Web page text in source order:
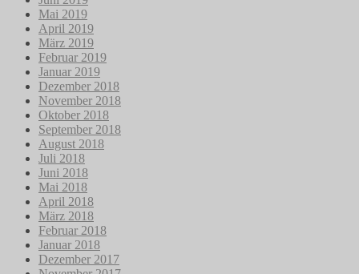
Mai 2019
April 2019
März 2019
Februar 2019
Januar 2019
Dezember 2018
November 2018
Oktober 2018
September 2018
August 2018
Juli 2018
Juni 2018
Mai 2018
April 2018
März 2018
Februar 2018
Januar 2018
Dezember 2017